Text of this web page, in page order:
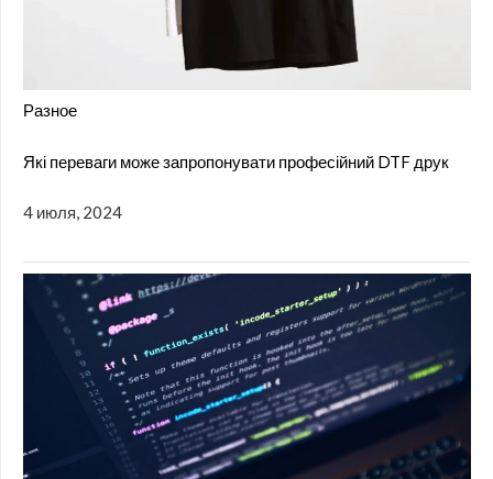
Разное
Які переваги може запропонувати професійний DTF друк
4 июля, 2024